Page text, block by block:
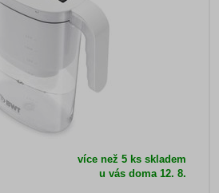
více než 5 ks skladem
u vás doma12. 8.